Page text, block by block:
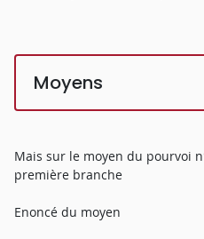
Moyens
Mais sur le moyen du pourvoi
première branche
Enoncé du moyen